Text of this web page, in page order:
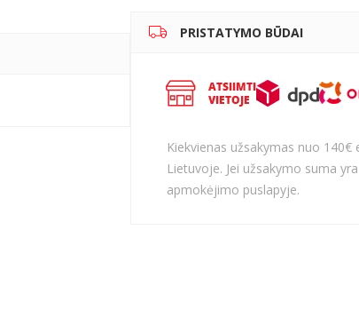
PRISTATYMO BŪDAI
Kiekvienas užsakymas nuo
Lietuvoje. Jei užsakymo suma
apmokėjimo puslapyje.